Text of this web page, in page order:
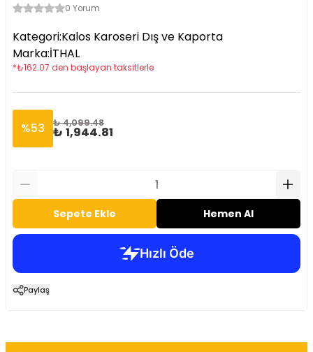
0 Yorum
Kategori:Kalos Karoseri Dış ve Kaporta
Marka:İTHAL
*₺162.07 den başlayan taksitlerle
%53 ₺ 4,099.48
₺ 1,944.81
Sepete Ekle Hemen Al
Paylaş